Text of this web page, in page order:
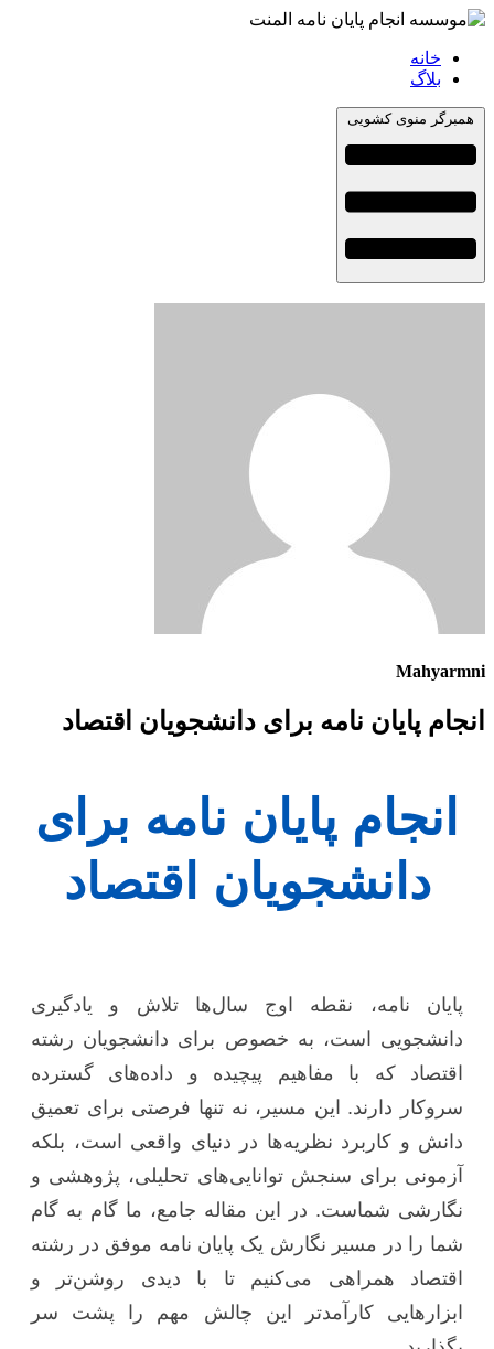
خانه
بلاگ
همبرگر منوی کشویی
Mahyarmni
انجام پایان نامه برای دانشجویان اقتصاد
انجام پایان نامه برای
دانشجویان اقتصاد
پایان نامه، نقطه اوج سال‌ها تلاش و یادگیری
دانشجویی است، به خصوص برای دانشجویان رشته
اقتصاد که با مفاهیم پیچیده و داده‌های گسترده
سروکار دارند. این مسیر، نه تنها فرصتی برای تعمیق
دانش و کاربرد نظریه‌ها در دنیای واقعی است، بلکه
آزمونی برای سنجش توانایی‌های تحلیلی، پژوهشی و
نگارشی شماست. در این مقاله جامع، ما گام به گام
شما را در مسیر نگارش یک پایان نامه موفق در رشته
اقتصاد همراهی می‌کنیم تا با دیدی روشن‌تر و
ابزارهایی کارآمدتر این چالش مهم را پشت سر